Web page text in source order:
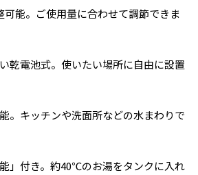
能。ご使用量に合わせて調節できま
乾電池式。使いたい場所に自由に設置
。キッチンや洗面所などの水まわりで
」付き。約40℃のお湯をタンクに入れ